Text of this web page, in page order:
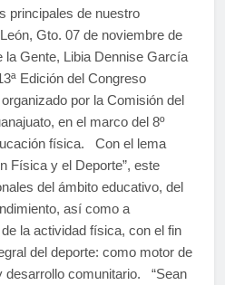
principales de nuestro
Gto. 07 de noviembre de
la Gente, Libia Dennise García
Edición del Congreso
por la Comisión del
en el marco del 8º
física. Con el lema
Física y el Deporte”, este
del ámbito educativo, del
así como a
la actividad física, con el fin
del deporte: como motor de
desarrollo comunitario. “Sean